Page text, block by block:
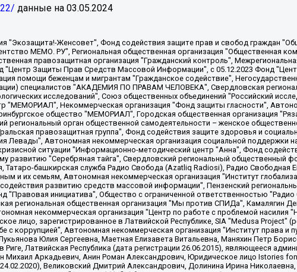
данные на 03.05.2024
"Правовая инициатива", Общество с ограниченной ответственностью "Радио Свободная Европа/Радио Свобода", Чешское информационное агентство "MEDIUM-ORIENT", Красноярская региональная общественная организация "Мы против СПИДа", Камалягин Денис Николаевич, Маркелов Сергей Евгеньевич, Пономарев Лев Александрович, Савицкая Людмила Алексеевна, Автономная некоммерческая организация "Центр по работе с проблемой насилия "НАСИЛИЮ.НЕТ", Межрегиональный профессиональный союз работников здравоохранения "Альянс врачей", Юридическое лицо, зарегистрированное в Латвийской Республике, SIA "Medusa Project" (регистрационный номер 40103797863, дата регистрации 10.06.2014), Некоммерческая организация "Фонд по борьбе с коррупцией", Автономная некоммерческая организация "Институт права и публичной политики", Баданин Роман Сергеевич, Гликин Максим Александрович, Железнова Мария Михайловна, Лукьянова Юлия Сергеевна, Маетная Елизавета Витальевна, Маняхин Петр Борисович, Чуракова Ольга Владимировна, Ярош Юлия Петровна, Юридическое лицо "The Insider SIA", зарегистрированное в Риге, Латвийская Республика (дата регистрации 26.06.2015), являющееся администратором доменного имени интернет-издания "The Insider SIA", https://theins.ru, Постернак Алексей Евгеньевич, Рубин Михаил Аркадьевич, Анин Роман Александрович, Юридическое лицо Istories fonds, зарегистрированное в Латвийской Республике (регистрационный номер 50008295751, дата регистрации 24.02.2020), Великовский Дмитрий Александрович, Долинина Ирина Николаевна, Мароховская Алеся Алексеевна, Шлейнов Роман Юрьевич, Шмагун Олеся Валентиновна, Общество с ограниченной ответственностью "Альтаир 2021", Общество с ограниченной ответственностью "Вега 2021", Общество с ограниченной ответственностью "Главный редактор 2021", Общество с ограниченной ответственностью "Ромашки монолит", Важенков Артем Валерьевич, Ивановская областная общественная организация "Центр гендерных исследований", Гурман Юрий Альбертович, Медиапроект "ОВД-Инфо", Егоров Владимир Владимирович, Жилинский Владимир Александрович, Общество с ограниченной ответственностью "ЗП", Иванова София Юрьевна, Карезина Инна Павловна, Кильтау Екатерина Викторовна, Петров Алексей Викторович, Пискунов Сергей Евгеньевич, Смирнов Сергей Сергеевич, Тихонов Михаил Сергеевич, Общество с ограниченной ответственностью "ЖУРНАЛИСТ-ИНОСТРАННЫЙ АГЕНТ", Арапова Галина Юрьевна, Вольтская Татьяна Анатольевна, Американская компания "Mason G.E.S. Anonymous Foundation" (США), являющаяся владельцем интернет-издания https://mnews.world/, Компания "Stichting Bellingcat", зарегистрированная в Нидерландах (дата регистрации 11.07.2018), Захаров Андрей Вячеславович, Клепиковская Екатерина Дмитриевна, Общество с ограниченной ответственностью "МЕМО", Перл Роман Александрович, Симонов Евгений Алексеевич, Соловьева Елена Анатольевна, Сотников Даниил Владимирович, Сурначева Елизавета Дмитриевна, Автономная некоммерческая организация по защите прав человека и информированию населения "Якутия – Наше Мнение", Общество с ограниченной ответственностью "Москоу диджитал медиа", с 26.01.2023 Общество с ограниченной ответственностью "Чайка Белые сады", Ветошкина Валерия Валерьевна, Заговора Максим Александрович, Межрегиональное общественное движение "Российская ЛГБТ - сеть", Оленичев Максим Владимирович, Павлов Иван Юрьевич, Скворцова Елена Сергеевна, Общество с ограниченной ответственностью "Как бы инагент", Кочетков Игорь Викторович, Общество с ограниченной ответственностью "Честные выборы", Еланчик Олег Александрович, Общество с ограниченной ответственностью "Нобелевский призыв", Гималова Регина Эмилевна, Григорьев Андрей Валерьевич, Григорьева Алина Александровна, Ассоциация по содействию защите прав призывников, альтернативнослужащих и военнослужащих "Правозащитная группа "Гражданин.Армия.Право", Хисамова Регина Фаритовна, Автономная некоммерческая организация по реализации социально-правовых программ "Лилит", Дальневосточное общественное движение "Маяк", Санкт-